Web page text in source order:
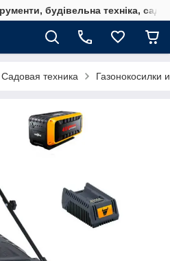
будівельна техніка,
Садовая техника Газонокосилки